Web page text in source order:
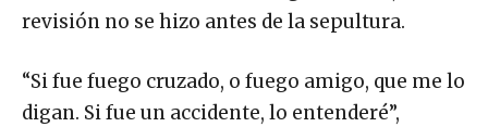
revisión no se hizo antes de la sepultura.
“Si fue fuego cruzado, o fuego amigo, que me lo
digan. Si fue un accidente, lo entenderé”,